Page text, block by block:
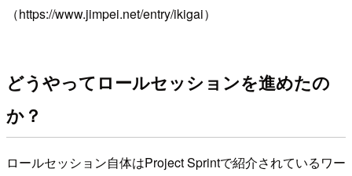
（https://www.jimpei.net/entry/ikigai）
どうやってロールセッションを進めたの
か？
ロールセッション自体はProject Sprintで紹介されているワー